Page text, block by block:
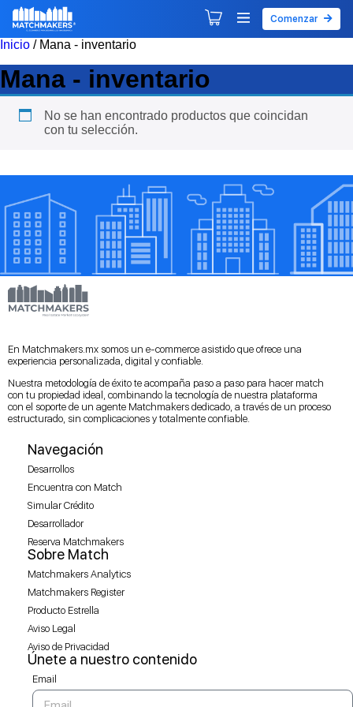
Comenzar
Inicio / Mana - inventario
Mana - inventario
No se han encontrado productos que coincidan
con tu selección.
En Matchmakers.mx somos un e-commerce asistido que ofrece una
experiencia personalizada, digital y confiable.
Nuestra metodología de éxito te acompaña paso a paso para hacer match
con tu propiedad ideal, combinando la tecnología de nuestra plataforma
con el soporte de un agente Matchmakers dedicado, a través de un proceso
estructurado, sin complicaciones y totalmente confiable.
Navegación
Desarrollos
Encuentra con Match
Simular Crédito
Desarrollador
Reserva Matchmakers
Sobre Match
Matchmakers Analytics
Matchmakers Register
Producto Estrella
Aviso Legal
Aviso de Privacidad
Únete a nuestro contenido
Email